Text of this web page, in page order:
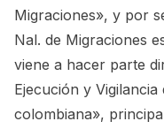
Migraciones», y por
Nal. de Migraciones
viene a hacer parte
Ejecución y
colombiana»,